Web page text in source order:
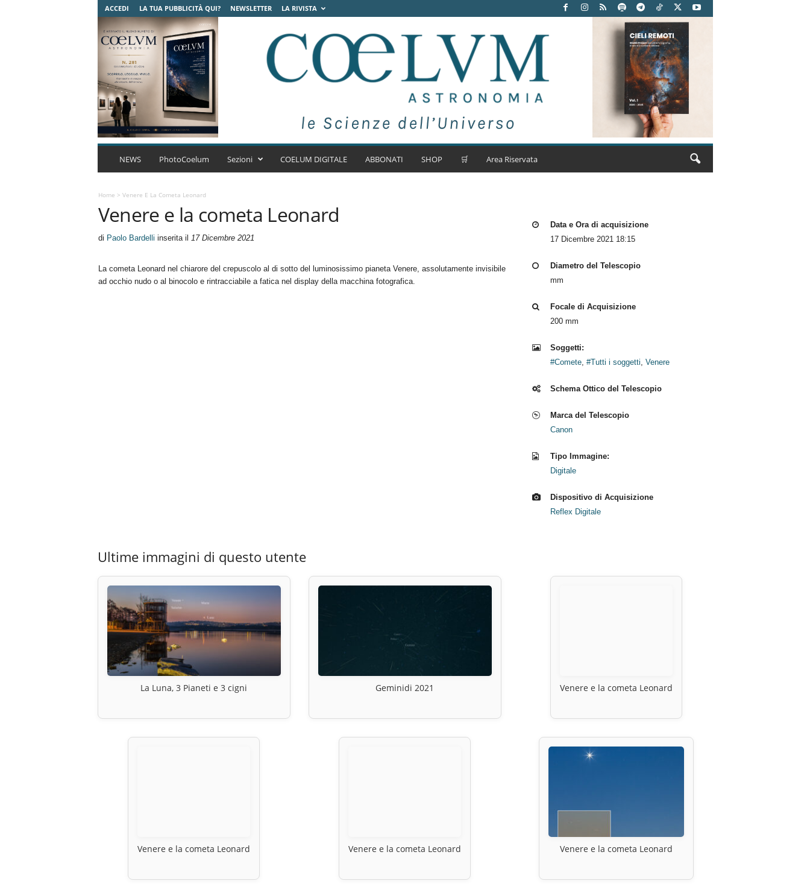
ACCEDI LA TUA PUBBLICITÀ QUI? NEWSLETTER LA RIVISTA
C
A
o
n
NEWS PhotoCoelum Sezioni COELUM DIGITALE ABBONATI SHOP 🛒 Area Riservata
Home > Venere E La Cometa Leonard
Venere e la cometa Leonard
di Paolo Bardelli inserita il 17 Dicembre 2021
La cometa Leonard nel chiarore del crepuscolo al di sotto del luminosissimo pianeta Venere, assolutamente invisibile
ad occhio nudo o al binocolo e rintracciabile a fatica nel display della macchina fotografica.
Data e Ora di acquisizione
17 Dicembre 2021 18:15
Diametro del Telescopio
mm
Focale di Acquisizione
200 mm
Soggetti:
#Comete, #Tutti i soggetti, Venere
Schema Ottico del Telescopio
Marca del Telescopio
Canon
Tipo Immagine:
Digitale
Dispositivo di Acquisizione
Reflex Digitale
Ultime immagini di questo utente
La Luna, 3 Pianeti e 3 cigni Geminidi 2021 Venere e la cometa Leonard
Venere e la cometa Leonard Venere e la cometa Leonard Venere e la cometa Leonard